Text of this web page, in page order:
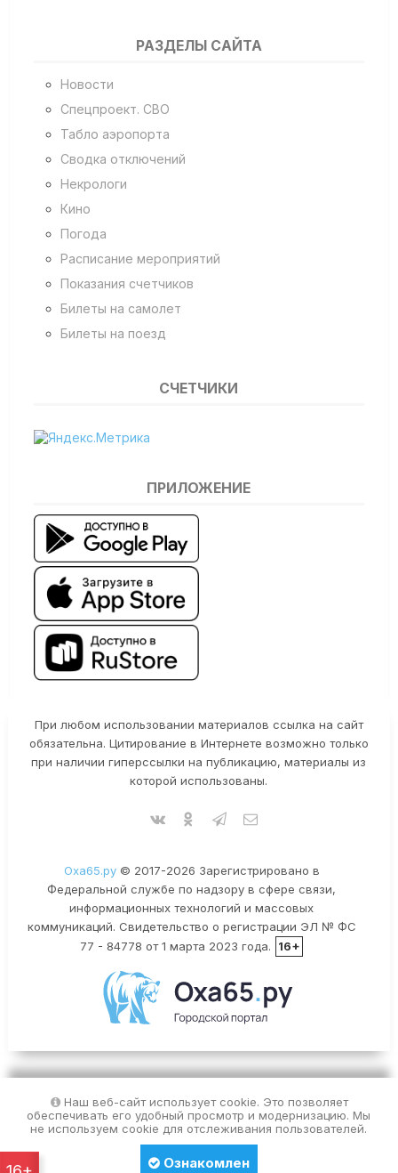
РАЗДЕЛЫ САЙТА
Новости
Спецпроект. СВО
Табло аэропорта
Сводка отключений
Некрологи
Кино
Погода
Расписание мероприятий
Показания счетчиков
Билеты на самолет
Билеты на поезд
СЧЕТЧИКИ
ПРИЛОЖЕНИЕ
При любом использовании материалов ссылка на сайт
обязательна. Цитирование в Интернете возможно только
при наличии гиперссылки на публикацию, материалы из
которой использованы.
Оха65.ру© 2017-2026 Зарегистрировано в
Федеральной службе по надзору в сфере связи,
информационных технологий и массовых
коммуникаций. Свидетельство о регистрации ЭЛ № ФС
77 - 84778 от 1 марта 2023 года.
16+
Наш веб-сайт использует cookie. Это позволяет
обеспечивать его удобный просмотр и модернизацию. Мы
не используем cookie для отслеживания пользователей.
Ознакомлен